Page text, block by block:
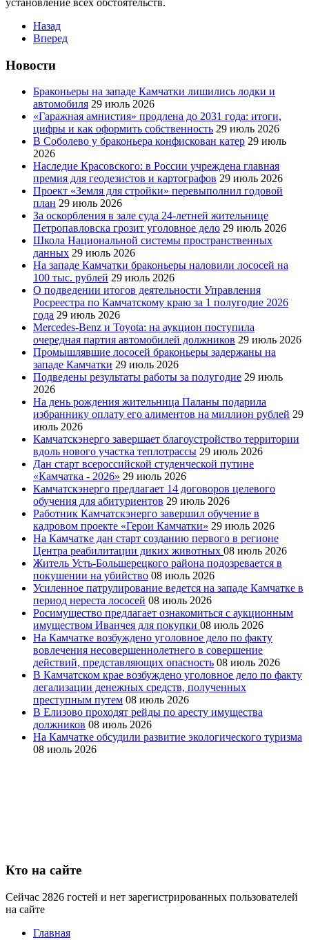
Назад
Вперед
Новости
Браконьеры на западе Камчатки лишились лодки и
автомобиля 29 июль 2026
«Гаражная амнистия» продлена до 2031 года: итоги,
цифры и как оформить собственность 29 июль 2026
В Соболево у браконьера конфискован катер 29 июль
2026
Наследие Красовского: в России учреждена главная
премия для геодезистов и картографов 29 июль 2026
Проект «Земля для стройки» перевыполнил годовой
план 29 июль 2026
За оскорбления в зале суда 24-летней жительнице
Петропавловска грозит уголовное дело 29 июль 2026
Школа Национальной системы пространственных
данных 29 июль 2026
На западе Камчатки браконьеры наловили лососей на
100 тыс. рублей 29 июль 2026
О подведении итогов деятельности Управления
Росреестра по Камчатскому краю за 1 полугодие 2026
года 29 июль 2026
Mercedes-Benz и Toyota: на аукцион поступила
очередная партия автомобилей должников 29 июль 2026
Промышлявшие лососей браконьеры задержаны на
западе Камчатки 29 июль 2026
Подведены результаты работы за полугодие 29 июль
2026
На день рождения жительница Паланы подарила
избраннику оплату его алиментов на миллион рублей 29
июль 2026
Камчатскэнерго завершает благоустройство территории
вдоль нового участка теплотрассы 29 июль 2026
Дан старт всероссийской студенческой путине
«Камчатка - 2026» 29 июль 2026
Камчатскэнерго предлагает 14 договоров целевого
обучения для абитуриентов 29 июль 2026
Работник Камчатскэнерго завершил обучение в
кадровом проекте «Герои Камчатки» 29 июль 2026
На Камчатке дан старт созданию первого в регионе
Центра реабилитации диких животных 08 июль 2026
Житель Усть-Большерецкого района подозревается в
покушении на убийство 08 июль 2026
Усиленное патрулирование ведется на западе Камчатке в
период нереста лососей 08 июль 2026
Росимущество предлагает ознакомиться с аукционным
имуществом Иванчея для покупки 08 июль 2026
На Камчатке возбуждено уголовное дело по факту
вовлечения несовершеннолетнего в совершение
действий, представляющих опасность 08 июль 2026
В Камчатском крае возбуждено уголовное дело по факту
легализации денежных средств, полученных
преступным путем 08 июль 2026
В Елизово проходят рейды по аресту имущества
должников 08 июль 2026
На Камчатке обсудили развитие экологического туризма
08 июль 2026
Кто на сайте
Сейчас 2826 гостей и нет зарегистрированных пользователей
на сайте
Главная